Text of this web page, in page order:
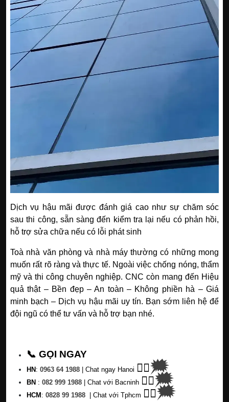
Dịch vụ hậu mãi được đánh giá cao như sự chăm sóc
sau thi công, sẵn sàng đến kiểm tra lại nếu có phản hồi,
hỗ trợ sửa chữa nếu có lỗi phát sinh
Toà nhà văn phòng và nhà máy thường có những mong
muốn rất rõ ràng và thực tế. Ngoài việc chống nóng, thẩm
mỹ và thi công chuyên nghiệp. CNC còn mang đến Hiệu
quả thật – Bền đẹp – An toàn – Không phiền hà – Giá
minh bạch – Dịch vụ hậu mãi uy tín. Bạn sớm liên hệ để
đội ngũ có thể tư vấn và hỗ trợ bạn nhé.
📞 GỌI NGAY
HN : 0963 64 1988 | Chat ngay Hanoi 👉🏽🗯
BN : 082 999 1988 | Chat với Bacninh 👉🏽🗯
HCM : 0828 99 1988 Chat với Tphcm 👉🏽🗯